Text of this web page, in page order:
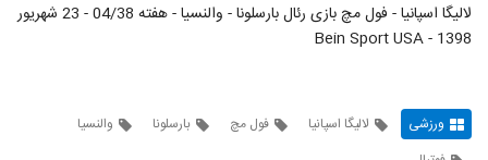
لالیگا اسپانیا - فول مچ بازی رئال بارسلونا - والنسیا - هفته 04/38 - 23 شهریور
1398 - Bein Sport USA
ورزشی لالیگا اسپانیا فول مچ بارسلونا
والنسیا